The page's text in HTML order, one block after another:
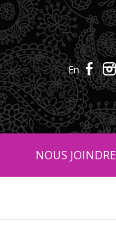
En
NOUS JOINDRE